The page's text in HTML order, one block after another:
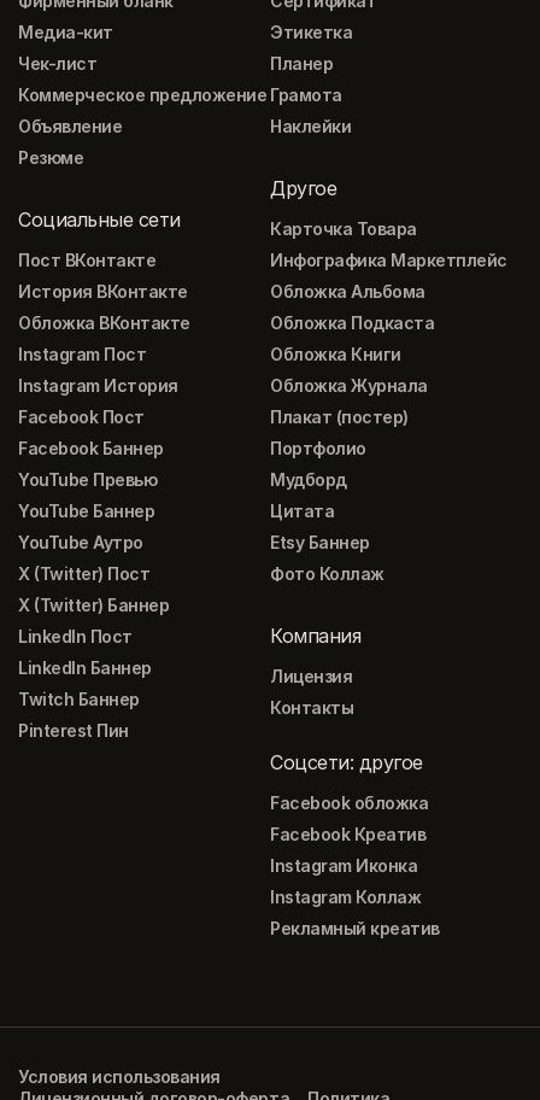
Медиа-кит
Чек-лист
Коммерческое предложение
Объявление
Резюме
Социальные сети
Пост ВКонтакте
История ВКонтакте
Обложка ВКонтакте
Instagram Пост
Instagram История
Facebook Пост
Facebook Баннер
YouTube Превью
YouTube Баннер
YouTube Аутро
X (Twitter) Пост
X (Twitter) Баннер
LinkedIn Пост
LinkedIn Баннер
Twitch Баннер
Pinterest Пин
Этикетка
Планер
Грамота
Наклейки
Другое
Карточка Товара
Инфографика Маркетплейс
Обложка Альбома
Обложка Подкаста
Обложка Книги
Обложка Журнала
Плакат (постер)
Портфолио
Мудборд
Цитата
Etsy Баннер
Фото Коллаж
Компания
Лицензия
Контакты
Соцсети: другое
Facebook обложка
Facebook Креатив
Instagram Иконка
Instagram Коллаж
Рекламный креатив
Условия использования